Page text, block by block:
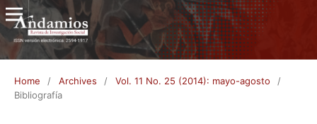
Home / Archives / Vol. 11 No. 25 (2014): mayo-agosto
/
Bibliografía